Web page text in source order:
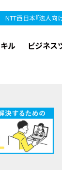
NTT西日本『法人向
ル ビジネス